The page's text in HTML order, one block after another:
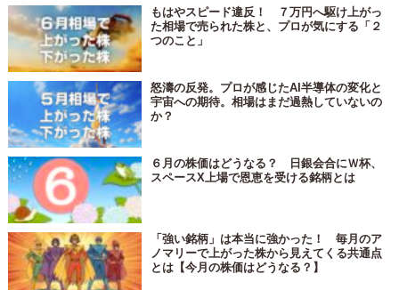
もはやスピード違反！ ７万円へ駆け上がっ
た相場で売られた株と、プロが気にする「２
つのこと」
怒濤の反発。プロが感じたAI半導体の変化と
宇宙への期待。相場はまだ過熱していないの
か？
６月の株価はどうなる？ 日銀会合にＷ杯、
スペースX上場で恩恵を受ける銘柄とは
「強い銘柄」は本当に強かった！ 毎月のア
ノマリーで上がった株から見えてくる共通点
とは【今月の株価はどうなる？】